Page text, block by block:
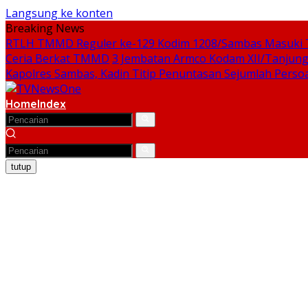
Langsung ke konten
Breaking News
RTLH TMMD Reguler ke-129 Kodim 1208/Sambas
Ceria Berkat TMMD 3 Jembatan Armco Kodam XII/
Kapolres Sambas, Kadin Titip Penuntasan Sejumlah
HomeIndex
tutup